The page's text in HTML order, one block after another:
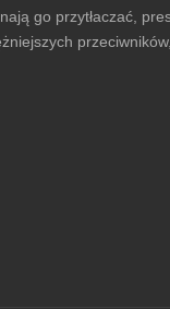
go przytłaczać,